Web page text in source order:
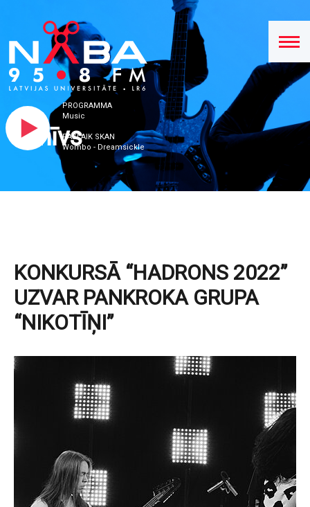
PROGRAMMA
Music
PAŠLAIK SKAN
Wombo - Dreamsickle
Arhīvs
KONKURSĀ “HADRONS 2022”
UZVAR PANKROKA GRUPA
“NIKOTĪŅI”